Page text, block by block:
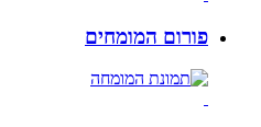
פורום המומחים